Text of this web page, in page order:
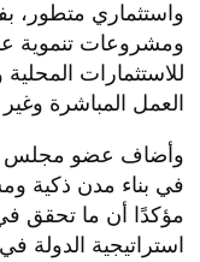
واستثماري متطور،
ومشروعات تنموية
للاستثمارات
العمل المباشرة
وأضاف عضو مجلس
في بناء مدن ذكية
مؤكدًا أن ما تحقق
استراتيجية الدولة